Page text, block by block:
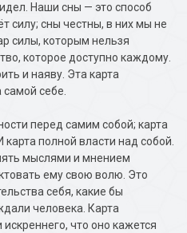
Наши сны — это способ
силу; сны честны, в них мы не
силы, которым нельзя
которое доступно каждому.
и наяву. Эта карта
себе.
перед самим собой; карта
полной власти над собой.
мыслями и мнением
ему свою волю. Это
себя, какие бы
человека. Карта
искреннего, что оно кажется